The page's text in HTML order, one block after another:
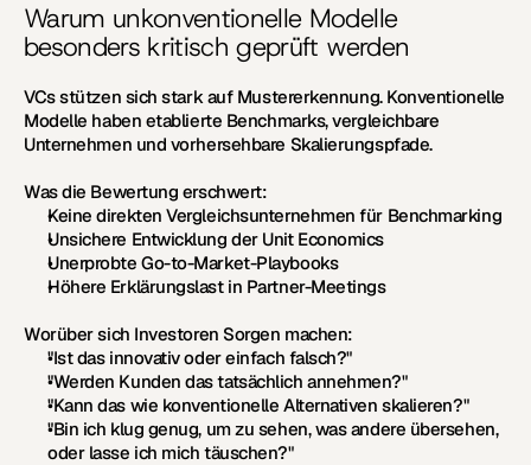
Warum unkonventionelle Modelle
besonders kritisch geprüft werden
VCs stützen sich stark auf Mustererkennung. Konventionelle
Modelle haben etablierte Benchmarks, vergleichbare
Unternehmen und vorhersehbare Skalierungspfade.
Was die Bewertung erschwert:
Keine direkten Vergleichsunternehmen für Benchmarking
Unsichere Entwicklung der Unit Economics
Unerprobte Go-to-Market-Playbooks
Höhere Erklärungslast in Partner-Meetings
Worüber sich Investoren Sorgen machen:
"Ist das innovativ oder einfach falsch?"
"Werden Kunden das tatsächlich annehmen?"
"Kann das wie konventionelle Alternativen skalieren?"
"Bin ich klug genug, um zu sehen, was andere übersehen,
oder lasse ich mich täuschen?"